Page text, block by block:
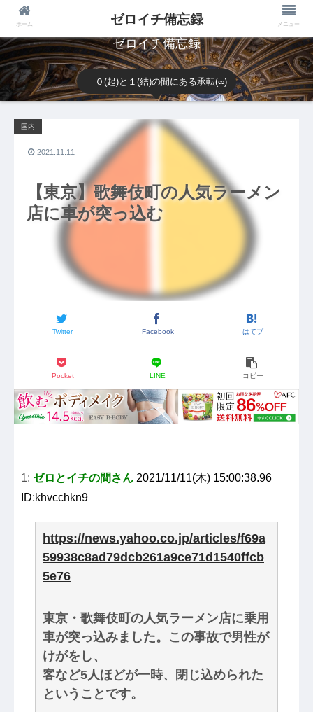
ゼロイチ備忘録
０(起)と１(結)の間にある承転(∞)
【東京】歌舞伎町の人気ラーメン
店に車が突っ込む
国内
Twitter Facebook はてブ
Pocket LINE コピー
2021.11.11
1: ゼロとイチの間さん 2021/11/11(木) 15:00:38.96
ID:khvcchkn9
https://news.yahoo.co.jp/articles/f69a
59938c8ad79dcb261a9ce71d1540ffcb
5e76
東京・歌舞伎町の人気ラーメン店に乗用
車が突っ込みました。この事故で男性が
けがをし、
客など5人ほどが一時、閉じ込められた
ということです。
ホーム ゼロイチ備忘録 メニュー